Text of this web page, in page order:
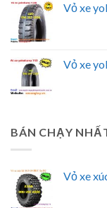
Vỏ xe
Vỏ xe
BÁN CHẠY
Vỏ xe